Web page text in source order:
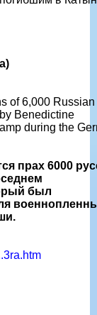
of 6,000 Russian
Benedictine
during the
прах 6000
был